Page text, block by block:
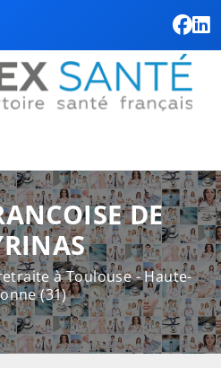
DE
à Toulouse - Haute-
(31)